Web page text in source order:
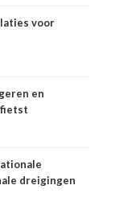
voor
en
dreigingen